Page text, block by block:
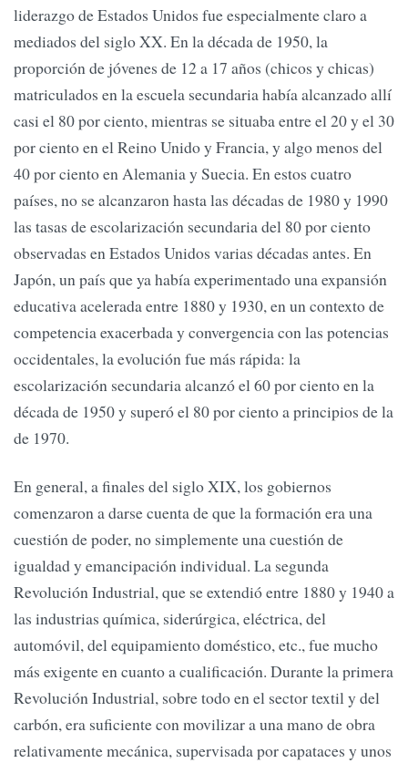
liderazgo de Estados Unidos fue especialmente claro a
mediados del siglo XX. En la década de 1950, la
proporción de jóvenes de 12 a 17 años (chicos y chicas)
matriculados en la escuela secundaria había alcanzado allí
casi el 80 por ciento, mientras se situaba entre el 20 y el 30
por ciento en el Reino Unido y Francia, y algo menos del
40 por ciento en Alemania y Suecia. En estos cuatro
países, no se alcanzaron hasta las décadas de 1980 y 1990
las tasas de escolarización secundaria del 80 por ciento
observadas en Estados Unidos varias décadas antes. En
Japón, un país que ya había experimentado una expansión
educativa acelerada entre 1880 y 1930, en un contexto de
competencia exacerbada y convergencia con las potencias
occidentales, la evolución fue más rápida: la
escolarización secundaria alcanzó el 60 por ciento en la
década de 1950 y superó el 80 por ciento a principios de la
de 1970.
En general, a finales del siglo XIX, los gobiernos
comenzaron a darse cuenta de que la formación era una
cuestión de poder, no simplemente una cuestión de
igualdad y emancipación individual. La segunda
Revolución Industrial, que se extendió entre 1880 y 1940 a
las industrias química, siderúrgica, eléctrica, del
automóvil, del equipamiento doméstico, etc., fue mucho
más exigente en cuanto a cualificación. Durante la primera
Revolución Industrial, sobre todo en el sector textil y del
carbón, era suficiente con movilizar a una mano de obra
relativamente mecánica, supervisada por capataces y unos